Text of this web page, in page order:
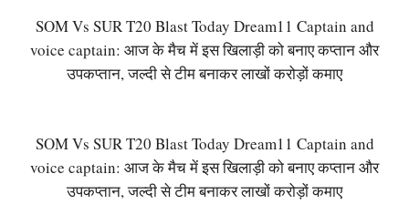
SOM Vs SUR T20 Blast Today Dream11 Captain and
voice captain: आज के मैच में इस खिलाड़ी को बनाए कप्तान और
उपकप्तान, जल्दी से टीम बनाकर लाखों करोड़ों कमाए
SOM Vs SUR T20 Blast Today Dream11 Captain and
voice captain: आज के मैच में इस खिलाड़ी को बनाए कप्तान और
उपकप्तान, जल्दी से टीम बनाकर लाखों करोड़ों कमाए